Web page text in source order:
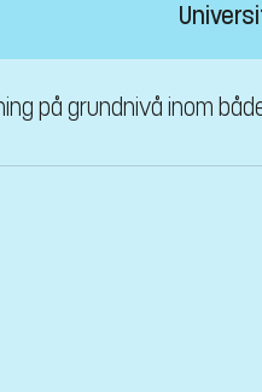
på grundnivå inom